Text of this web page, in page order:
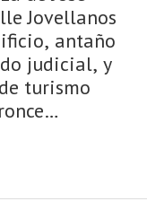
Jovellanos
antaño
judicial, y
turismo